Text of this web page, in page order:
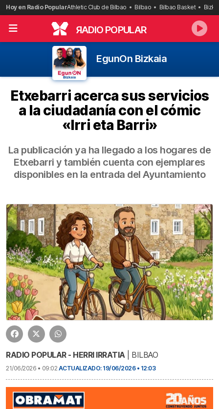
Saltar
al
contenido
Hoy en Radio PopularAthletic Club de Bilbao Bilbao Bilbao Basket
RADIO POPULAR
EgunOn Bizkaia
Etxebarri acerca sus servicios
a la ciudadanía con el cómic
«Irri eta Barri»
La publicación ya ha llegado a los hogares de
Etxebarri y también cuenta con ejemplares
disponibles en la entrada del Ayuntamiento
RADIO POPULAR - HERRI IRRATIA| BILBAO
21/06/2026 • 09:02 ACTUALIZADO: 19/06/2026 • 12:03